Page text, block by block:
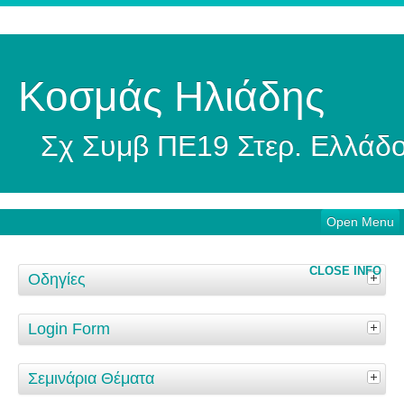
Κοσμάς Ηλιάδης
Σχ Συμβ ΠΕ19 Στερ.
Open Menu
Οδηγίες
Login Form
Σεμινάρια Θέματα
CLOSE INFO